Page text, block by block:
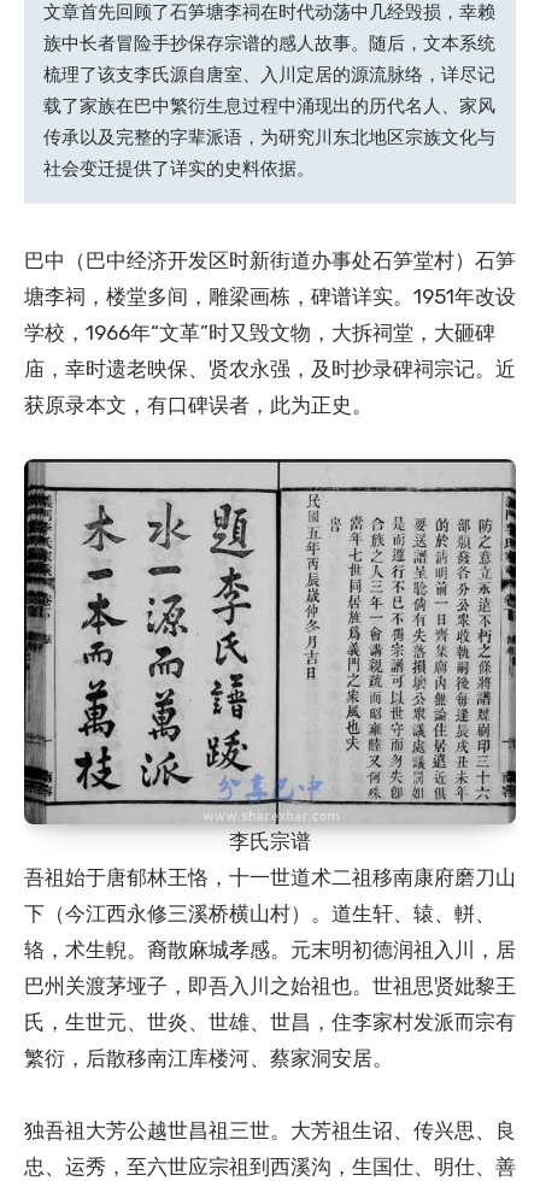
文章首先回顾了石笋塘李祠在时代动荡中几经毁损，幸赖
族中长者冒险手抄保存宗谱的感人故事。随后，文本系统
梳理了该支李氏源自唐室、入川定居的源流脉络，详尽记
载了家族在巴中繁衍生息过程中涌现出的历代名人、家风
传承以及完整的字辈派语，为研究川东北地区宗族文化与
社会变迁提供了详实的史料依据。
巴中（巴中经济开发区时新街道办事处石笋堂村）石笋
塘李祠，楼堂多间，雕梁画栋，碑谱详实。1951年改设
学校，1966年“文革”时又毁文物，大拆祠堂，大砸碑
庙，幸时遗老映保、贤农永强，及时抄录碑祠宗记。近
获原录本文，有口碑误者，此为正史。
李氏宗谱
吾祖始于唐郁林王恪，十一世道术二祖移南康府磨刀山
下（今江西永修三溪桥横山村）。道生轩、辕、軿、
辂，术生輗。裔散麻城孝感。元末明初德润祖入川，居
巴州关渡茅垭子，即吾入川之始祖也。世祖思贤妣黎王
氏，生世元、世炎、世雄、世昌，住李家村发派而宗有
繁衍，后散移南江库楼河、蔡家洞安居。
独吾祖大芳公越世昌祖三世。大芳祖生诏、传兴思、良
忠、运秀，至六世应宗祖到西溪沟，生国仕、明仕、善